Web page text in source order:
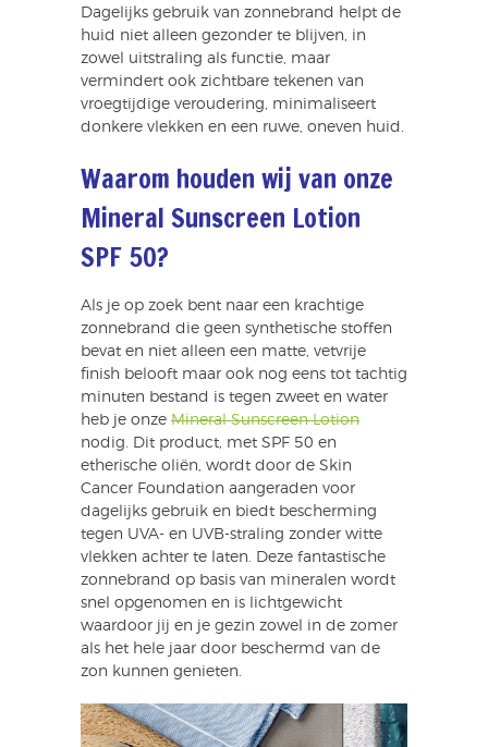
Dagelijks gebruik van zonnebrand helpt de
huid niet alleen gezonder te blijven, in
zowel uitstraling als functie, maar
vermindert ook zichtbare tekenen van
vroegtijdige veroudering, minimaliseert
donkere vlekken en een ruwe, oneven huid.
Waarom houden wij van onze
Mineral Sunscreen Lotion
SPF 50?
Als je op zoek bent naar een krachtige
zonnebrand die geen synthetische stoffen
bevat en niet alleen een matte, vetvrije
finish belooft maar ook nog eens tot tachtig
minuten bestand is tegen zweet en water
heb je onze Mineral Sunscreen Lotion
nodig. Dit product, met SPF 50 en
etherische oliën, wordt door de Skin
Cancer Foundation aangeraden voor
dagelijks gebruik en biedt bescherming
tegen UVA- en UVB-straling zonder witte
vlekken achter te laten. Deze fantastische
zonnebrand op basis van mineralen wordt
snel opgenomen en is lichtgewicht
waardoor jij en je gezin zowel in de zomer
als het hele jaar door beschermd van de
zon kunnen genieten.